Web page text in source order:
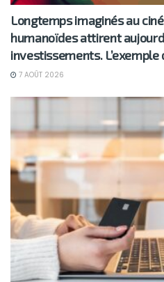
Longtemps imaginés au
humanoïdes attirent
investissements.
7 AOÛT 2026